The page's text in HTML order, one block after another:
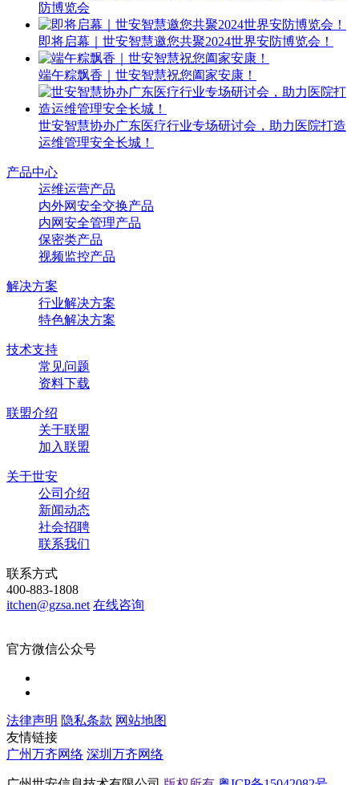
防博览会
即将启幕｜世安智慧邀您共聚2024世界安防博览会！
端午粽飘香｜世安智慧祝您阖家安康！
世安智慧协办广东医疗行业专场研讨会，助力医院打造
运维管理安全长城！
产品中心
运维运营产品
内外网安全交换产品
内网安全管理产品
保密类产品
视频监控产品
解决方案
行业解决方案
特色解决方案
技术支持
常见问题
资料下载
联盟介绍
关于联盟
加入联盟
关于世安
公司介绍
新闻动态
社会招聘
联系我们
联系方式
400-883-1808
itchen@gzsa.net 在线咨询
官方微信公众号
法律声明 隐私条款 网站地图
友情链接
广州万齐网络 深圳万齐网络